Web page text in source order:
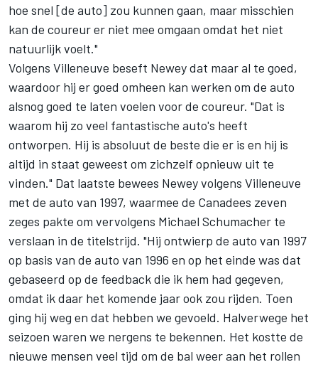
hoe snel [de auto] zou kunnen gaan, maar misschien
kan de coureur er niet mee omgaan omdat het niet
natuurlijk voelt."
Volgens Villeneuve beseft Newey dat maar al te goed,
waardoor hij er goed omheen kan werken om de auto
alsnog goed te laten voelen voor de coureur. "Dat is
waarom hij zo veel fantastische auto's heeft
ontworpen. Hij is absoluut de beste die er is en hij is
altijd in staat geweest om zichzelf opnieuw uit te
vinden." Dat laatste bewees Newey volgens Villeneuve
met de auto van 1997, waarmee de Canadees zeven
zeges pakte om vervolgens Michael Schumacher te
verslaan in de titelstrijd. "Hij ontwierp de auto van 1997
op basis van de auto van 1996 en op het einde was dat
gebaseerd op de feedback die ik hem had gegeven,
omdat ik daar het komende jaar ook zou rijden. Toen
ging hij weg en dat hebben we gevoeld. Halverwege het
seizoen waren we nergens te bekennen. Het kostte de
nieuwe mensen veel tijd om de bal weer aan het rollen